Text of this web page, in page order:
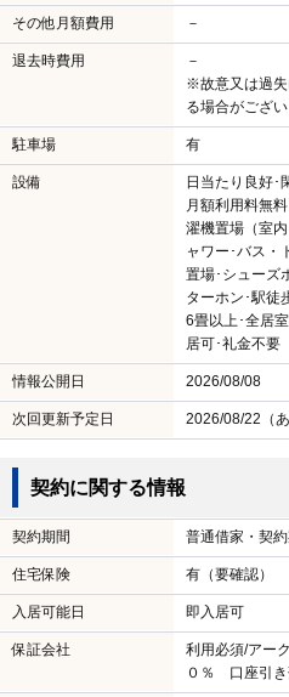
その他月額費用 －
退去時費用
－
※故意又は過失
る場合がござい
駐車場 有
設備
日当たり良好･
月額利用料無
濯機置場（室
ャワー･バス・
置場･シューズ
ターホン･駅徒
6畳以上･全居
居可･礼金不要
情報公開日 2026/08/08
次回更新予定日 2026/08/22（
契約に関する情報
契約期間 普通借家・契
住宅保険 有（要確認）
入居可能日 即入居可
保証会社
利用必須/アー
０％ 口座引き